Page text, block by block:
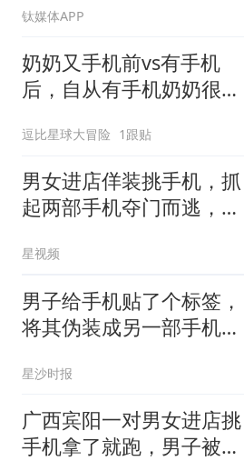
钛媒体APP
奶奶又手机前vs有手机
后，自从有手机奶奶很是
逗比星球大冒险 1跟贴
男女进店佯装挑手机，抓
起两部手机夺门而逃，店
星视频
男子给手机贴了个标签，
将其伪装成另一部手机，
星沙时报
广西宾阳一对男女进店挑
手机拿了就跑，男子被